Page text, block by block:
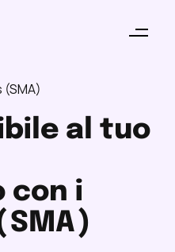
(SMA)
al tuo
con i
SMA )